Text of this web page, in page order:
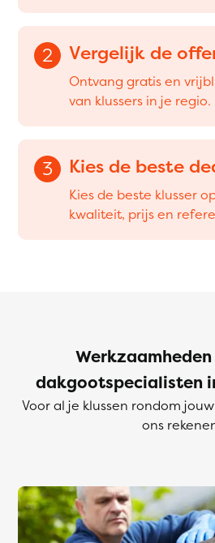
2 Vergelijk de
Ontvang gratis en
van klussers in je regio.
3 Kies de beste
Kies de beste klusser
kwaliteit, prijs en
dakgootspecialisten
Voor al je klussen rondom
ons